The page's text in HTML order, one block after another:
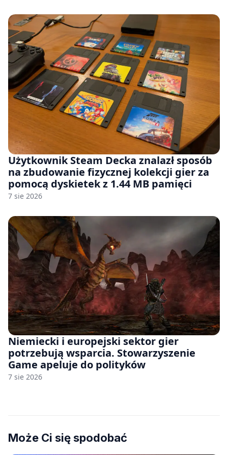
Użytkownik Steam Decka znalazł sposób
na zbudowanie fizycznej kolekcji gier za
pomocą dyskietek z 1.44 MB pamięci
7 sie 2026
Niemiecki i europejski sektor gier
potrzebują wsparcia. Stowarzyszenie
Game apeluje do polityków
7 sie 2026
Może Ci się spodobać